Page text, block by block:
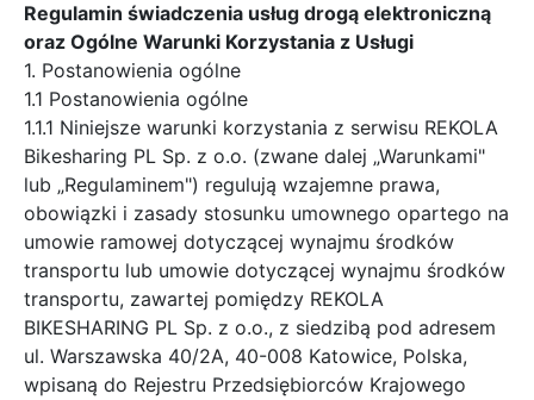
Regulamin świadczenia usług drogą elektroniczną
oraz Ogólne Warunki Korzystania z Usługi
1. Postanowienia ogólne
1.1 Postanowienia ogólne
1.1.1 Niniejsze warunki korzystania z serwisu REKOLA
Bikesharing PL Sp. z o.o. (zwane dalej „Warunkami"
lub „Regulaminem") regulują wzajemne prawa,
obowiązki i zasady stosunku umownego opartego na
umowie ramowej dotyczącej wynajmu środków
transportu lub umowie dotyczącej wynajmu środków
transportu, zawartej pomiędzy REKOLA
BIKESHARING PL Sp. z o.o., z siedzibą pod adresem
ul. Warszawska 40/2A, 40-008 Katowice, Polska,
wpisaną do Rejestru Przedsiębiorców Krajowego